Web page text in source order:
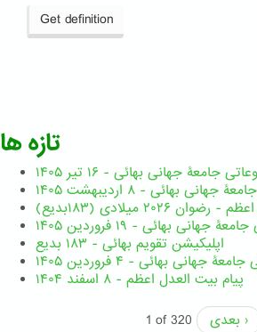
Get definition
تازه ها
جامعۀ جهانی بهائی - ۱۶ تیر ۱۴۰۵
بهائی - ۸ اردیبهشت ۱۴۰۵
۲۰۲۶ میلادی (۱۸۳بدیع)
جهانی بهائی - ۱۹ فروردین ۱۴۰۵
اپلیکیشن تقویم بهائی - ۱۸۳ بدیع
جهانی بهائی - ۴ فروردین ۱۴۰۵
پیام بیت العدل اعظم - ۸ اسفند ۱۴۰۴
1 of 320
بعدی ›